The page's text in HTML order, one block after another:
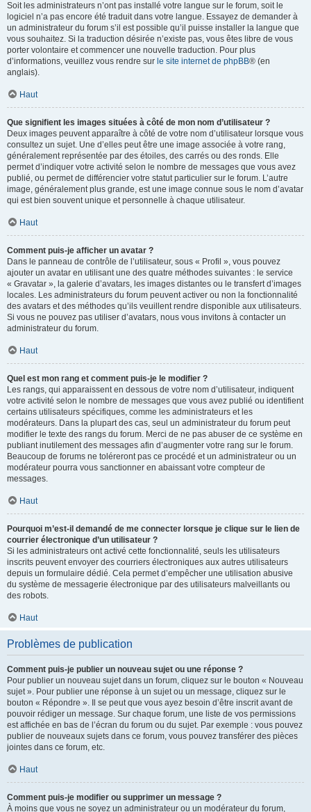
Soit les administrateurs n’ont pas installé votre langue sur le forum, soit le
logiciel n’a pas encore été traduit dans votre langue. Essayez de demander à
un administrateur du forum s’il est possible qu’il puisse installer la langue que
vous souhaitez. Si la traduction désirée n’existe pas, vous êtes libre de vous
porter volontaire et commencer une nouvelle traduction. Pour plus
d’informations, veuillez vous rendre sur le site internet de phpBB® (en
anglais).
Haut
Que signifient les images situées à côté de mon nom d’utilisateur ?
Deux images peuvent apparaître à côté de votre nom d’utilisateur lorsque vous
consultez un sujet. Une d’elles peut être une image associée à votre rang,
généralement représentée par des étoiles, des carrés ou des ronds. Elle
permet d’indiquer votre activité selon le nombre de messages que vous avez
publié, ou permet de différencier votre statut particulier sur le forum. L’autre
image, généralement plus grande, est une image connue sous le nom d’avatar
qui est bien souvent unique et personnelle à chaque utilisateur.
Haut
Comment puis-je afficher un avatar ?
Dans le panneau de contrôle de l’utilisateur, sous « Profil », vous pouvez
ajouter un avatar en utilisant une des quatre méthodes suivantes : le service
« Gravatar », la galerie d’avatars, les images distantes ou le transfert d’images
locales. Les administrateurs du forum peuvent activer ou non la fonctionnalité
des avatars et des méthodes qu’ils veuillent rendre disponible aux utilisateurs.
Si vous ne pouvez pas utiliser d’avatars, nous vous invitons à contacter un
administrateur du forum.
Haut
Quel est mon rang et comment puis-je le modifier ?
Les rangs, qui apparaissent en dessous de votre nom d’utilisateur, indiquent
votre activité selon le nombre de messages que vous avez publié ou identifient
certains utilisateurs spécifiques, comme les administrateurs et les
modérateurs. Dans la plupart des cas, seul un administrateur du forum peut
modifier le texte des rangs du forum. Merci de ne pas abuser de ce système en
publiant inutilement des messages afin d’augmenter votre rang sur le forum.
Beaucoup de forums ne toléreront pas ce procédé et un administrateur ou un
modérateur pourra vous sanctionner en abaissant votre compteur de
messages.
Haut
Pourquoi m’est-il demandé de me connecter lorsque je clique sur le lien de
courrier électronique d’un utilisateur ?
Si les administrateurs ont activé cette fonctionnalité, seuls les utilisateurs
inscrits peuvent envoyer des courriers électroniques aux autres utilisateurs
depuis un formulaire dédié. Cela permet d’empêcher une utilisation abusive
du système de messagerie électronique par des utilisateurs malveillants ou
des robots.
Haut
Problèmes de publication
Comment puis-je publier un nouveau sujet ou une réponse ?
Pour publier un nouveau sujet dans un forum, cliquez sur le bouton « Nouveau
sujet ». Pour publier une réponse à un sujet ou un message, cliquez sur le
bouton « Répondre ». Il se peut que vous ayez besoin d’être inscrit avant de
pouvoir rédiger un message. Sur chaque forum, une liste de vos permissions
est affichée en bas de l’écran du forum ou du sujet. Par exemple : vous pouvez
publier de nouveaux sujets dans ce forum, vous pouvez transférer des pièces
jointes dans ce forum, etc.
Haut
Comment puis-je modifier ou supprimer un message ?
À moins que vous ne soyez un administrateur ou un modérateur du forum,